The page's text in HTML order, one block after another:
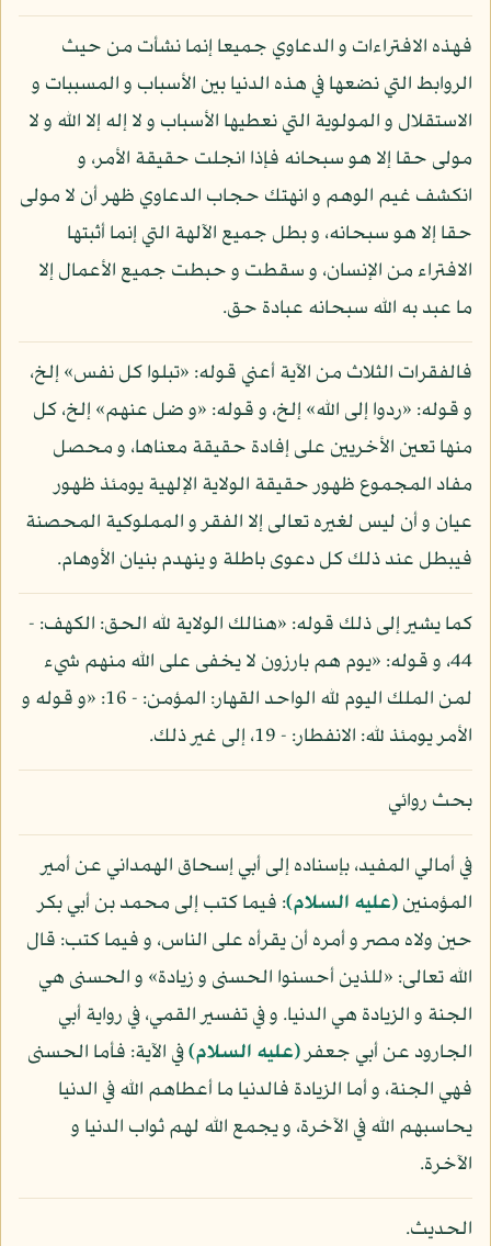
فهذه الافتراءات و الدعاوي جميعا إنما نشأت من حيث
الروابط التي نضعها في هذه الدنيا بين الأسباب و المسببات و
الاستقلال و المولوية التي نعطيها الأسباب و لا إله إلا الله و لا
مولى حقا إلا هو سبحانه فإذا انجلت حقيقة الأمر، و
انكشف غيم الوهم و انهتك حجاب الدعاوي ظهر أن لا مولى
حقا إلا هو سبحانه، و بطل جميع الآلهة التي إنما أثبتها
الافتراء من الإنسان، و سقطت و حبطت جميع الأعمال إلا
ما عبد به الله سبحانه عبادة حق.
فالفقرات الثلاث من الآية أعني قوله: «تبلوا كل نفس» إلخ،
و قوله: «ردوا إلى الله» إلخ، و قوله: «و ضل عنهم» إلخ، كل
منها تعين الأخريين على إفادة حقيقة معناها، و محصل
مفاد المجموع ظهور حقيقة الولاية الإلهية يومئذ ظهور
عيان و أن ليس لغيره تعالى إلا الفقر و المملوكية المحصنة
فيبطل عند ذلك كل دعوى باطلة و ينهدم بنيان الأوهام.
كما يشير إلى ذلك قوله: «هنالك الولاية لله الحق: الكهف: -
44، و قوله: «يوم هم بارزون لا يخفى على الله منهم شيء
لمن الملك اليوم لله الواحد القهار: المؤمن: - 16: «و قوله و
الأمر يومئذ لله: الانفطار: - 19، إلى غير ذلك.
بحث روائي
في أمالي المفيد، بإسناده إلى أبي إسحاق الهمداني عن أمير
المؤمنين(عليه السلام): فيما كتب إلى محمد بن أبي بكر
حين ولاه مصر و أمره أن يقرأه على الناس، و فيما كتب: قال
الله تعالى: «للذين أحسنوا الحسنى و زيادة» و الحسنى هي
الجنة و الزيادة هي الدنيا. و في تفسير القمي، في رواية أبي
الجارود عن أبي جعفر(عليه السلام)في الآية: فأما الحسنى
فهي الجنة، و أما الزيادة فالدنيا ما أعطاهم الله في الدنيا
يحاسبهم الله في الآخرة، و يجمع الله لهم ثواب الدنيا و
الآخرة.
الحديث.